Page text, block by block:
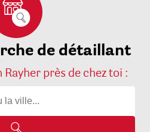
de détaillant
Rayher près de chez toi :